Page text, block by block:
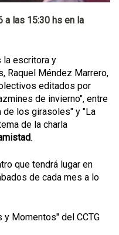
a las 15:30 hs en la
la escritora y
Raquel Méndez Marrero,
editados por
de invierno", entre
de los girasoles" y "La
de la charla
.
que tendrá lugar en
de cada mes a lo
y Momentos" del CCTG